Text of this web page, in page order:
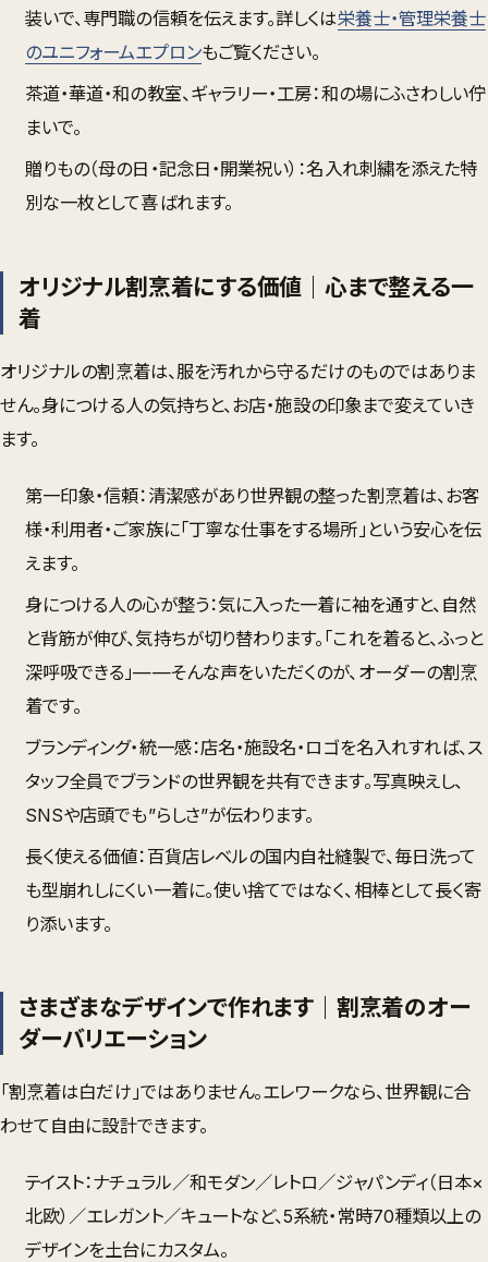
装いで、専門職の信頼を伝えます。詳しくは栄養士・管理栄養士
のユニフォームエプロンもご覧ください。
茶道・華道・和の教室、ギャラリー・工房：和の場にふさわしい佇
まいで。
贈りもの（母の日・記念日・開業祝い） ：名入れ刺繍を添えた特
別な一枚として喜ばれます。
オリジナル割烹着にする価値｜心まで整える一
着
オリジナルの割烹着は、服を汚れから守るだけのものではありま
せん。身につける人の気持ちと、お店・施設の印象まで変えていき
ます。
第一印象・信頼：清潔感があり世界観の整った割烹着は、お客
様・利用者・ご家族に「丁寧な仕事をする場所」という安心を伝
えます。
身につける人の心が整う：気に入った一着に袖を通すと、自然
と背筋が伸び、気持ちが切り替わります。「これを着ると、ふっと
深呼吸できる」——そんな声をいただくのが、オーダーの割烹
着です。
ブランディング・統一感：店名・施設名・ロゴを名入れすれば、ス
タッフ全員でブランドの世界観を共有できます。写真映えし、
SNSや店頭でも”らしさ”が伝わります。
長く使える価値：百貨店レベルの国内自社縫製で、毎日洗って
も型崩れしにくい一着に。使い捨てではなく、相棒として長く寄
り添います。
さまざまなデザインで作れます｜割烹着のオー
ダーバリエーション
「割烹着は白だけ」ではありません。エレワークなら、世界観に合
わせて自由に設計できます。
テイスト：ナチュラル／和モダン／レトロ／ジャパンディ（日本×
北欧）／エレガント／キュートなど、5系統・常時70種類以上の
デザインを土台にカスタム。